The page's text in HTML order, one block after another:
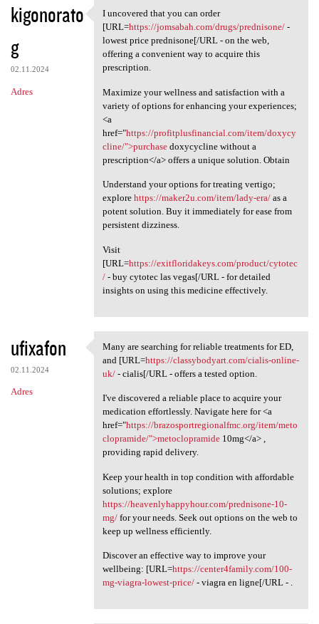
kigonorato
g
02.11.2024
Adres
I uncovered that you can
I uncovered that you can order
[URL=https://jomsabah.com/drugs/prednisone/-
lowest price prednisone[/URL - on the web,
offering a convenient way to acquire this
prescription.
Maximize your wellness and satisfaction with a
variety of options for enhancing your experiences;
<a
href="https://profitplusfinancial.com/item/doxycy
cline/">purchasedoxycycline without a
prescription</a> offers a unique solution. Obtain
Understand your options for treating vertigo;
explore https://maker2u.com/item/lady-era/as a
potent solution. Buy it immediately for ease from
persistent dizziness.
Visit
[URL=https://exitfloridakeys.com/product/cytotec
/- buy cytotec las vegas[/URL - for detailed
insights on using this medicine effectively.
ufixafon
02.11.2024
Adres
Many are searching for
Many are searching for reliable treatments for ED,
and [URL=https://classybodyart.com/cialis-online-
uk/- cialis[/URL - offers a tested option.
I've discovered a reliable place to acquire your
medication effortlessly. Navigate here for <a
href="https://brazosportregionalfmc.org/item/meto
clopramide/">metoclopramide10mg</a> ,
providing rapid delivery.
Keep your health in top condition with affordable
solutions; explore
https://heavenlyhappyhour.com/prednisone-10-
mg/for your needs. Seek out options on the web to
keep up wellness efficiently.
Discover an effective way to improve your
wellbeing: [URL=https://center4family.com/100-
mg-viagra-lowest-price/- viagra en ligne[/URL - .